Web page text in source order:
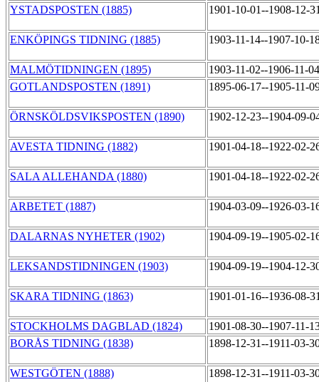
YSTADSPOSTEN (1885) 1901-10-01--1908-12-
ENKÖPINGS TIDNING (1885) 1903-11-14--1907-10-
MALMÖTIDNINGEN (1895)
1903-11-02--1906-11-
GOTLANDSPOSTEN (1891)
1895-06-17--1905-11-
ÖRNSKÖLDSVIKSPOSTEN (1890) 1902-12-23--1904-09-
AVESTA TIDNING (1882) 1901-04-18--1922-02-
SALA ALLEHANDA (1880) 1901-04-18--1922-02-
ARBETET (1887) 1904-03-09--1926-03-
DALARNAS NYHETER (1902) 1904-09-19--1905-02-
LEKSANDSTIDNINGEN (1903) 1904-09-19--1904-12-
SKARA TIDNING (1863) 1901-01-16--1936-08-
STOCKHOLMS DAGBLAD (1824)
1901-08-30--1907-11-
BORÅS TIDNING (1838)
1898-12-31--1911-03-
WESTGÖTEN (1888) 1898-12-31--1911-03-